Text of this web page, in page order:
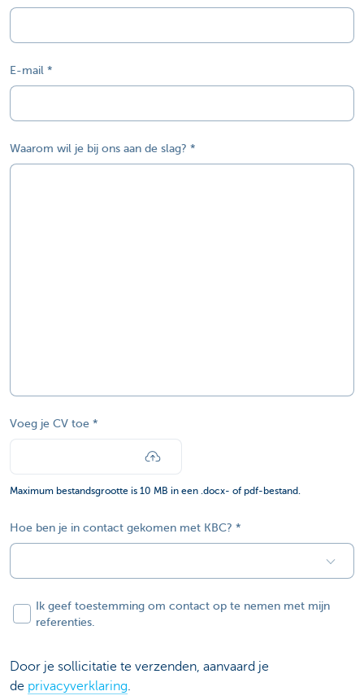
E-mail
Waarom wil je bij ons aan de slag?
Voeg je CV toe
Maximum bestandsgrootte is 10 MB in een .docx- of pdf-bestand.
Hoe ben je in contact gekomen met KBC?
Ik geef toestemming om contact op te nemen met mijn
referenties.
Door je sollicitatie te verzenden, aanvaard je
de privacyverklaring.